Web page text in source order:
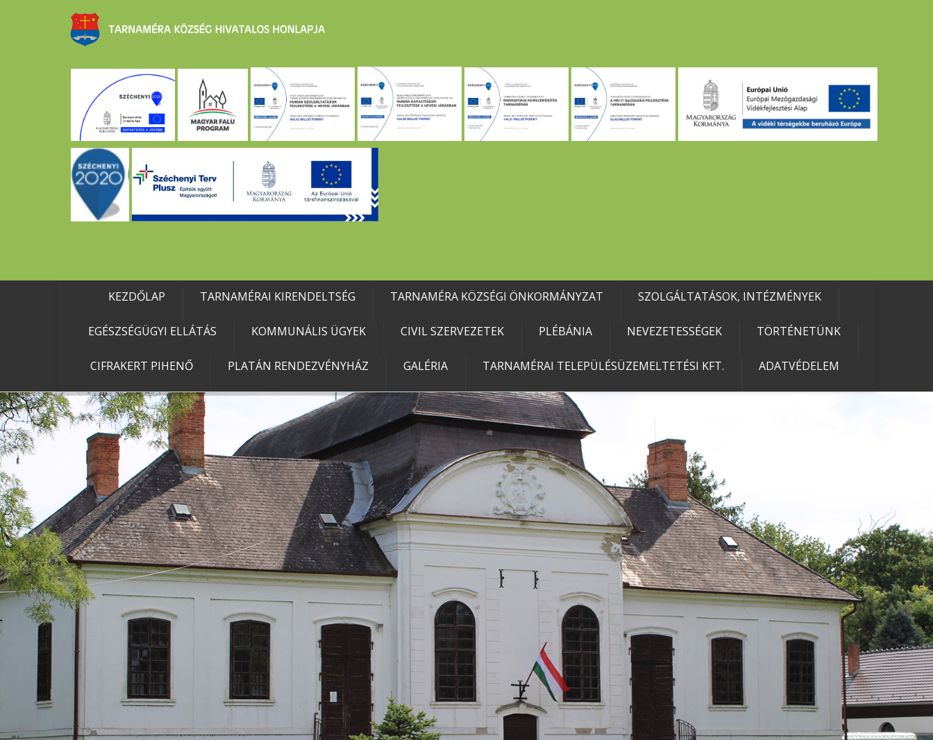
KEZDŐLAP TARNAMÉRAI KIRENDELTSÉG TARNAMÉRA KÖZSÉGI ÖNKORMÁNYZAT SZOLGÁLTATÁSOK, INTÉZMÉNYEK
EGÉSZSÉGÜGYI ELLÁTÁS KOMMUNÁLIS ÜGYEK CIVIL SZERVEZETEK PLÉBÁNIA NEVEZETESSÉGEK TÖRTÉNETÜNK
CIFRAKERT PIHENŐ PLATÁN RENDEZVÉNYHÁZ GALÉRIA TARNAMÉRAI TELEPÜLÉSÜZEMELTETÉSI KFT. ADATVÉDELEM